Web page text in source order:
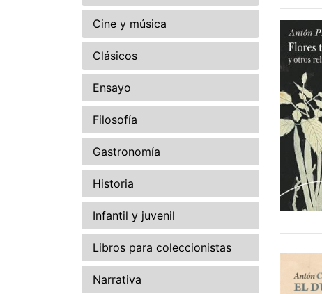
Cine y música
Clásicos
Ensayo
Filosofía
Gastronomía
Historia
Infantil y juvenil
Libros para coleccionistas
Narrativa